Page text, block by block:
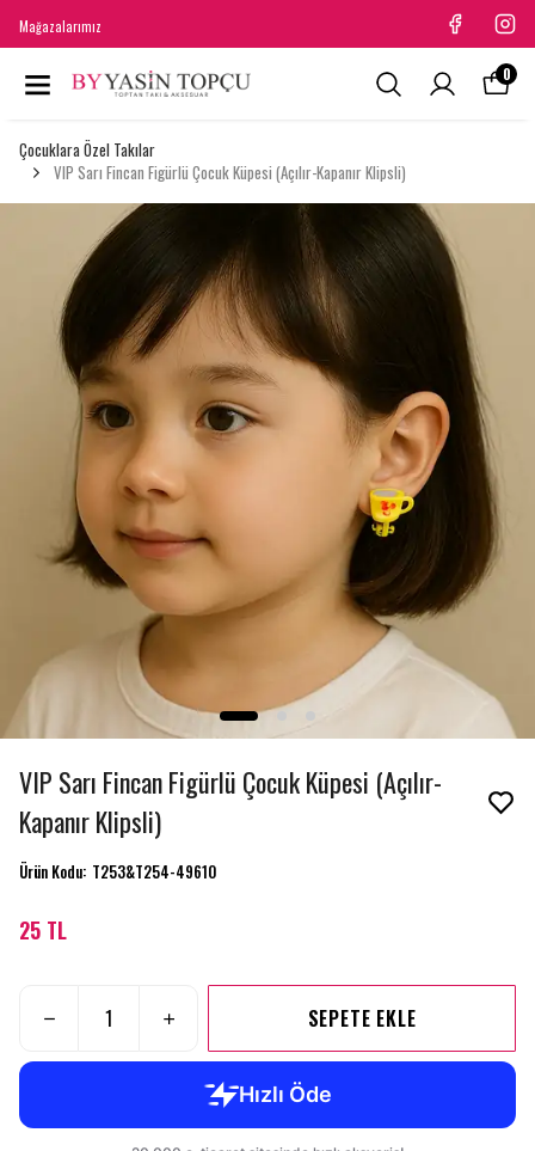
Mağazalarımız
0
Çocuklara Özel Takılar
VIP Sarı Fincan Figürlü Çocuk Küpesi (Açılır-Kapanır Klipsli)
VIP Sarı Fincan Figürlü Çocuk Küpesi (Açılır-
Kapanır Klipsli)
Ürün Kodu: T253&T254-49610
25 TL
SEPETE EKLE